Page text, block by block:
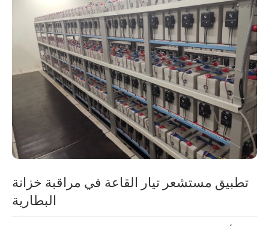
تطبيق مستشعر تيار القاعة في مراقبة خزانة
البطارية